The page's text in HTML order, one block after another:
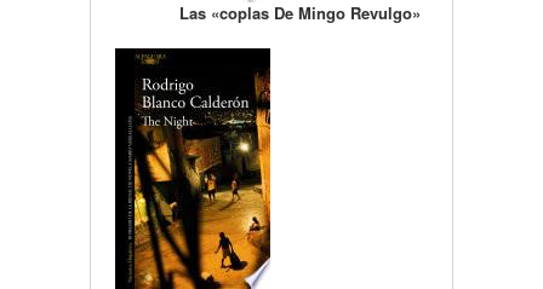
Las «coplas De Mingo Revulgo»